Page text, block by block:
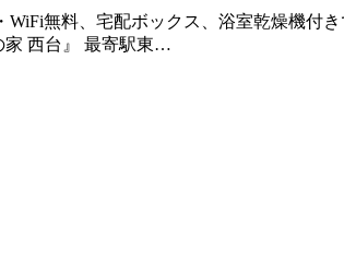
無料、宅配ボックス、浴室乾燥機付
家 西台』 最寄駅東…